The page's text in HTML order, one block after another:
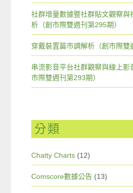
社群增量數據暨社群貼文觀察與
析（創市際雙週刊第295期）
穿戴裝置篇市調解析（創市際雙
串流影音平台社群觀察與線上影
市際雙週刊第293期）
分類
Chatty Charts (12)
Comscore數據公告 (13)